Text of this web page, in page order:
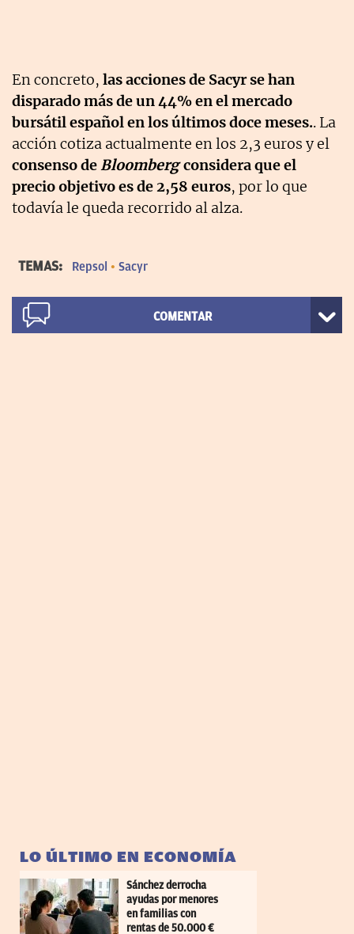
En concreto, las acciones de Sacyr se han
disparado más de un 44% en el mercado
bursátil español en los últimos doce meses.. La
acción cotiza actualmente en los 2,3 euros y el
consenso deBloombergconsidera que el
precio objetivo es de 2,58 euros, por lo que
todavía le queda recorrido al alza.
TEMAS: Repsol Sacyr
COMENTAR
LO ÚLTIMO EN ECONOMÍA
Sánchez derrocha
ayudas por menores
en familias con
rentas de 50.000 €